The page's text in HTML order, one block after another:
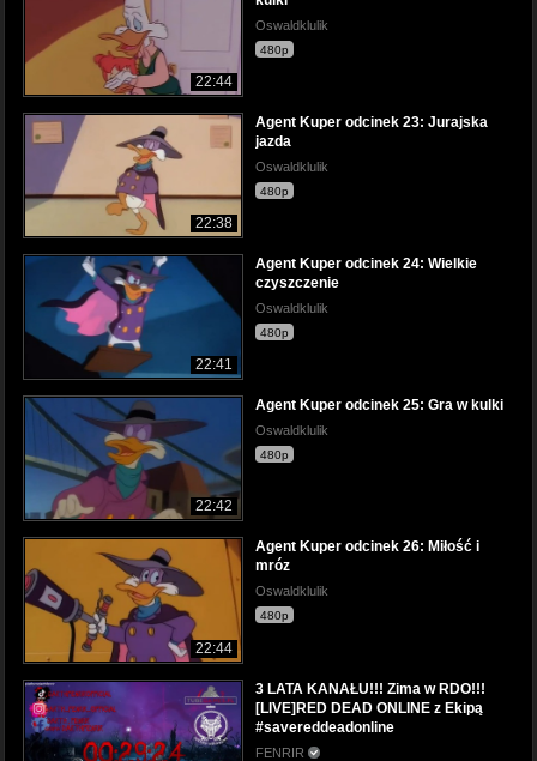
22:44
Oswaldklulik
480p
22:38
Agent Kuper odcinek 23: Jurajska
jazda
Oswaldklulik
480p
22:41
Agent Kuper odcinek 24: Wielkie
czyszczenie
Oswaldklulik
480p
22:42
Agent Kuper odcinek 25: Gra w kulki
Oswaldklulik
480p
22:44
Agent Kuper odcinek 26: Miłość i
mróz
Oswaldklulik
480p
3 LATA KANAŁU!!! Zima w RDO!!!
[LIVE]RED DEAD ONLINE z Ekipą
#savereddeadonline
FENRIR